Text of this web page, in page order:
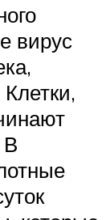
вирус
В